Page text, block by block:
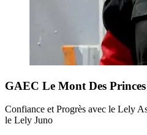
GAEC Le Mont Des Princes
Confiance et Progrès avec le Lely
le Lely Juno